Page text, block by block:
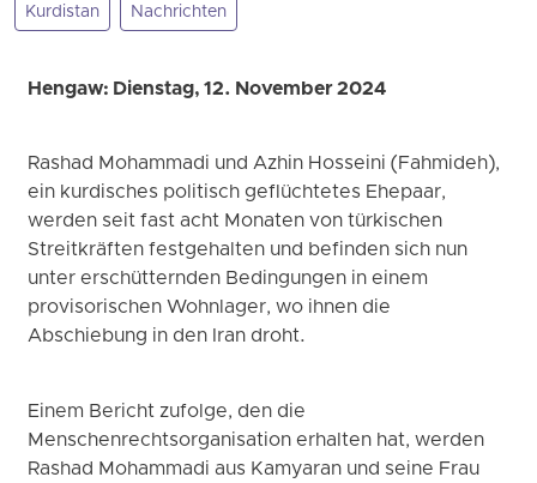
Kurdistan Nachrichten
Hengaw: Dienstag, 12. November 2024
Rashad Mohammadi und Azhin Hosseini (Fahmideh),
ein kurdisches politisch geflüchtetes Ehepaar,
werden seit fast acht Monaten von türkischen
Streitkräften festgehalten und befinden sich nun
unter erschütternden Bedingungen in einem
provisorischen Wohnlager, wo ihnen die
Abschiebung in den Iran droht.
Einem Bericht zufolge, den die
Menschenrechtsorganisation erhalten hat, werden
Rashad Mohammadi aus Kamyaran und seine Frau